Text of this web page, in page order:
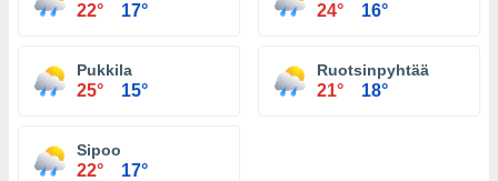
22° 17° 24° 16°
Pukkila
25° 15°
Ruotsinpyhtää
21° 18°
Sipoo
22° 17°